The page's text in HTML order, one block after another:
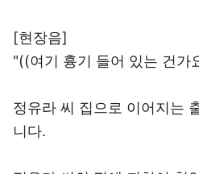
[현장음]
"((여기 흉기 들어 있는 건가
정유라 씨 집으로 이어지는
니다.